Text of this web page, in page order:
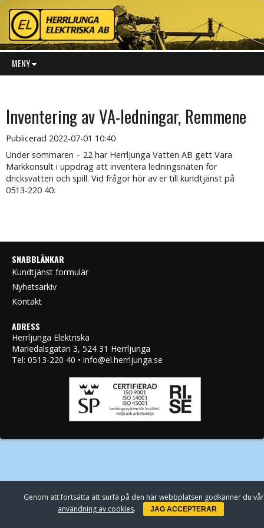
MENY
Inventering av VA-ledningar, Remmene
Publicerad 2022-07-01 10:40
Under sommaren – 22 har Herrljunga Vatten AB gett Vara
Markkonsult i uppdrag att inventera ledningsnäten för
dricksvatten och spill. Vid frågor hör av er till kundtjänst på
0513-220 40.
SNABBLÄNKAR
Kundtjänst formulär
Nyhetsarkiv
Kontakt
ADRESS
Herrljunga Elektriska
Mariedalsgatan 3, 524 31 Herrljunga
Tel: 0513-220 40 • info@el.herrljunga.se
Genom att fortsätta att surfa på den här webbplatsen godkänner du vår
användning av cookies. JAG ACCEPTERAR